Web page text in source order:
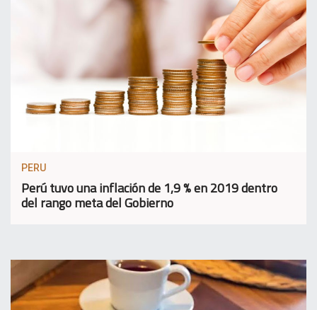
PERU
Perú tuvo una inflación de 1,9 % en 2019 dentro
del rango meta del Gobierno